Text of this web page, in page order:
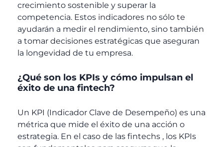
crecimiento sostenible y superar la
competencia. Estos indicadores no sólo te
ayudarán a medir el rendimiento, sino también
a tomar decisiones estratégicas que aseguran
la longevidad de tu empresa.
¿Qué son los KPIs y cómo impulsan el
éxito de una fintech?
Un KPI (Indicador Clave de Desempeño) es una
métrica que mide el éxito de una acción o
estrategia. En el caso de las fintechs , los KPIs